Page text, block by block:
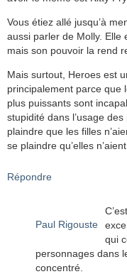
Vous étiez allé jusqu’à
aussi parler de Molly. Elle
mais son pouvoir la rend
Mais surtout, Heroes est
principalement parce que
plus puissants sont
stupidité dans l’usage
plaindre que les filles
se plaindre qu’elles
Répondre
Paul Rigouste
qui
personnages dans
concentré.